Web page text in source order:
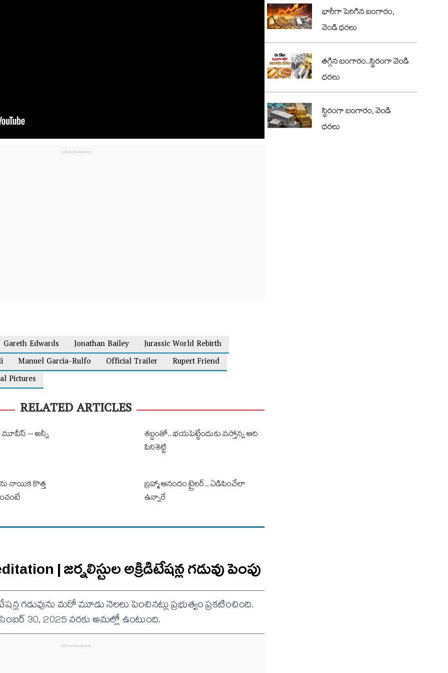
Gareth Edwards Jonathan Bailey
Jurassic World Rebirth
Manuel Garcia-Rulfo Official Trailer
Rupert Friend
Pictures
RELATED ARTICLES
– అన్నీ
శ‌బ్ధంతో.. భయపెట్టేందుకు వస్తోన్న ఆది
పినిశెట్టి
నాయిక కొత్త
బ్ర‌హ్మా ఆనందం ట్రైల‌ర్‌.. ఏడిపించేలా
ఉన్నారే
| జర్నలిస్టుల అక్రిడిటేషన్ల గడువు పెంపు
గడువును మరో మూడు నెలలు పెంచినట్లు ప్రభుత్వం ప్రకటించింది.
30, 2025 వరకు అమల్లో ఉంటుంది.
భారీగా పెరిగిన బంగారం,
వెండి ధరలు
తగ్గిన బంగారం..స్థిరంగా వెండి
ధరలు
స్థిరంగా బంగారం, వెండి
ధరలు